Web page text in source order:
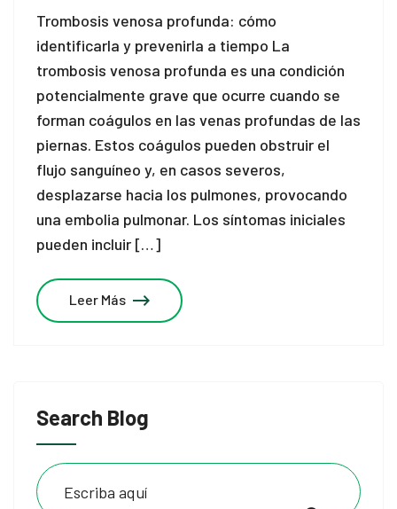
Search Blog
Trombosis venosa profunda: cómo
identificarla y prevenirla a tiempo La
trombosis venosa profunda es una condición
potencialmente grave que ocurre cuando se
forman coágulos en las venas profundas de las
piernas. Estos coágulos pueden obstruir el
flujo sanguíneo y, en casos severos,
desplazarse hacia los pulmones, provocando
una embolia pulmonar. Los síntomas iniciales
pueden incluir […]
Leer Más